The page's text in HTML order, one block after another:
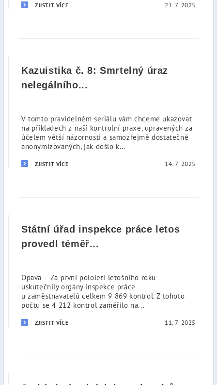
ZJISTIT VÍCE 21. 7. 2025
Kazuistika č. 8: Smrtelný úraz
nelegálního...
V tomto pravidelném seriálu vám chceme ukazovat
na příkladech z naší kontrolní praxe, upravených za
účelem větší názornosti a samozřejmě dostatečně
anonymizovaných, jak došlo k...
ZJISTIT VÍCE 14. 7. 2025
Státní úřad inspekce práce letos
provedl téměř...
Opava – Za první pololetí letošního roku
uskutečnily orgány inspekce práce
u zaměstnavatelů celkem 9 869 kontrol. Z tohoto
počtu se 4 212 kontrol zaměřilo na...
ZJISTIT VÍCE 11. 7. 2025